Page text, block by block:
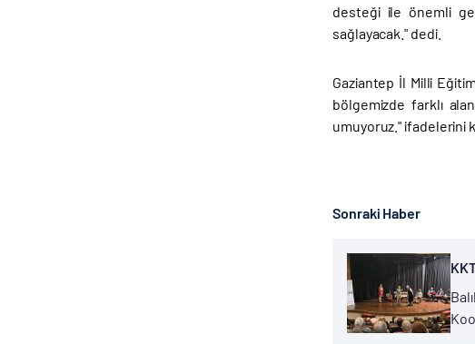
desteği ile önemli
sağlayacak." dedi.
Gaziantep İl Milli
bölgemizde farklı
umuyoruz." ifadelerini
Sonraki Haber